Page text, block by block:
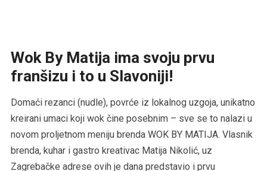
Wok By Matija ima svoju prvu
franšizu i to u Slavoniji!
Domaći rezanci (nudle), povrće iz lokalnog uzgoja, unikatno
kreirani umaci koji wok čine posebnim – sve se to nalazi u
novom proljetnom meniju brenda WOK BY MATIJA. Vlasnik
brenda, kuhar i gastro kreativac Matija Nikolić, uz
Zagrebačke adrese ovih je dana predstavio i prvu